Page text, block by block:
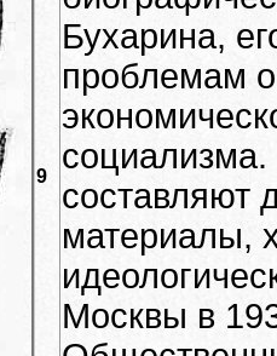
9
Бухарина,
проблемам
составляют
материалы,
Москвы в